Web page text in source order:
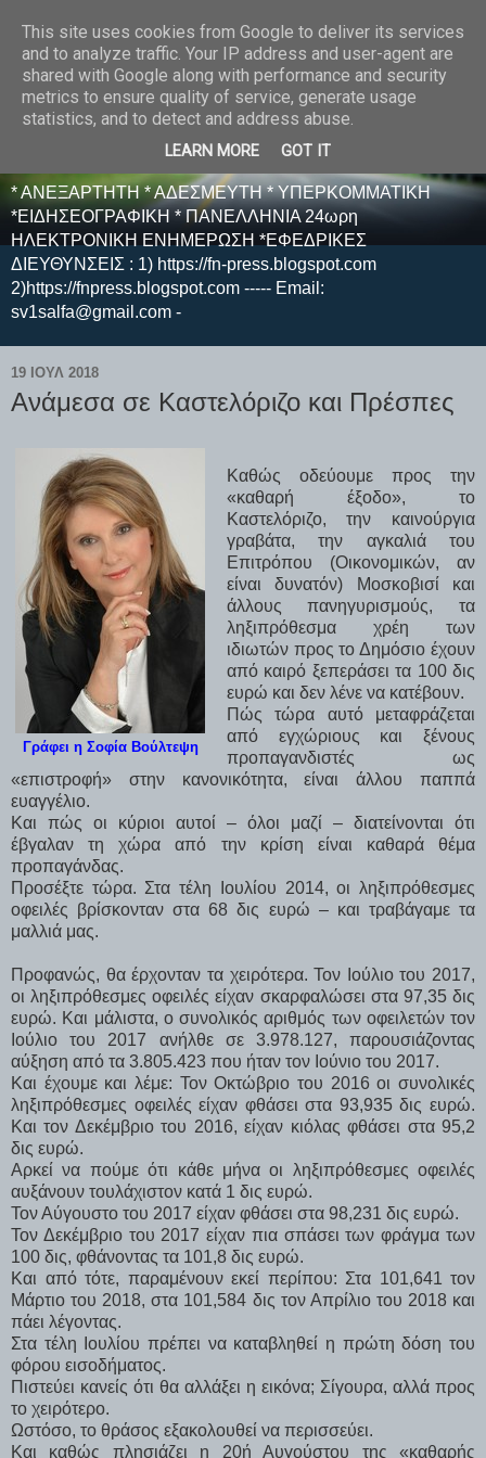
E F E N P R E S S -
ΗΛΕΚΤΡΟΝΙΚΗ
ΕΦΗΜΕΡΙΔΑ
* ΑΝΕΞΑΡΤΗΤΗ * ΑΔΕΣΜΕΥΤΗ * ΥΠΕΡΚΟΜΜΑΤΙΚΗ
*ΕΙΔΗΣΕΟΓΡΑΦΙΚΗ * ΠΑΝΕΛΛΗΝΙΑ 24ωρη
ΗΛΕΚΤΡΟΝΙΚΗ ΕΝΗΜΕΡΩΣΗ *ΕΦΕΔΡΙΚΕΣ
ΔΙΕΥΘΥΝΣΕΙΣ : 1) https://fn-press.blogspot.com
2)https://fnpress.blogspot.com ----- Email:
sv1salfa@gmail.com -
19 ΙΟΥΛ 2018
Ανάμεσα σε Καστελόριζο και Πρέσπες
Γράφει η Σοφία Βούλτεψη
Καθώς οδεύουμε προς την
«καθαρή έξοδο», το
Καστελόριζο, την καινούργια
γραβάτα, την αγκαλιά του
Επιτρόπου (Οικονομικών, αν
είναι δυνατόν) Μοσκοβισί και
άλλους πανηγυρισμούς, τα
ληξιπρόθεσμα χρέη των
ιδιωτών προς το Δημόσιο έχουν
από καιρό ξεπεράσει τα 100 δις
ευρώ και δεν λένε να κατέβουν.
Πώς τώρα αυτό μεταφράζεται
από εγχώριους και ξένους
προπαγανδιστές ως
«επιστροφή» στην κανονικότητα, είναι άλλου παππά
ευαγγέλιο.
Και πώς οι κύριοι αυτοί – όλοι μαζί – διατείνονται ότι
έβγαλαν τη χώρα από την κρίση είναι καθαρά θέμα
προπαγάνδας.
Προσέξτε τώρα. Στα τέλη Ιουλίου 2014, οι ληξιπρόθεσμες
οφειλές βρίσκονταν στα 68 δις ευρώ – και τραβάγαμε τα
μαλλιά μας.
Προφανώς, θα έρχονταν τα χειρότερα. Τον Ιούλιο του 2017,
οι ληξιπρόθεσμες οφειλές είχαν σκαρφαλώσει στα 97,35 δις
ευρώ. Και μάλιστα, ο συνολικός αριθμός των οφειλετών τον
Ιούλιο του 2017 ανήλθε σε 3.978.127, παρουσιάζοντας
αύξηση από τα 3.805.423 που ήταν τον Ιούνιο του 2017.
Και έχουμε και λέμε: Τον Οκτώβριο του 2016 οι συνολικές
ληξιπρόθεσμες οφειλές είχαν φθάσει στα 93,935 δις ευρώ.
Και τον Δεκέμβριο του 2016, είχαν κιόλας φθάσει στα 95,2
δις ευρώ.
Αρκεί να πούμε ότι κάθε μήνα οι ληξιπρόθεσμες οφειλές
αυξάνουν τουλάχιστον κατά 1 δις ευρώ.
Τον Αύγουστο του 2017 είχαν φθάσει στα 98,231 δις ευρώ.
Τον Δεκέμβριο του 2017 είχαν πια σπάσει των φράγμα των
100 δις, φθάνοντας τα 101,8 δις ευρώ.
Και από τότε, παραμένουν εκεί περίπου: Στα 101,641 τον
Μάρτιο του 2018, στα 101,584 δις τον Απρίλιο του 2018 και
πάει λέγοντας.
Στα τέλη Ιουλίου πρέπει να καταβληθεί η πρώτη δόση του
φόρου εισοδήματος.
Πιστεύει κανείς ότι θα αλλάξει η εικόνα; Σίγουρα, αλλά προς
το χειρότερο.
Ωστόσο, το θράσος εξακολουθεί να περισσεύει.
Και καθώς πλησιάζει η 20ή Αυγούστου της «καθαρής
This site uses cookies from Google to deliver its services
and to analyze traffic. Your IP address and user-agent are
shared with Google along with performance and security
metrics to ensure quality of service, generate usage
statistics, and to detect and address abuse.
LEARN MORE GOT IT